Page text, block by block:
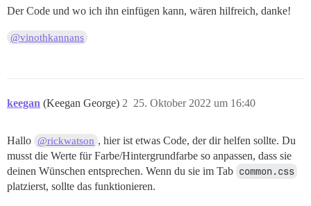
Der Code und wo ich ihn einfügen kann, wären hilfreich, danke!
@vinothkannans
keegan (Keegan George) 25. Oktober 2022 um 16:40
2
Hallo @rickwatson , hier ist etwas Code, der dir helfen sollte. Du
musst die Werte für Farbe/Hintergrundfarbe so anpassen, dass sie
deinen Wünschen entsprechen. Wenn du sie im Tab common.css
platzierst, sollte das funktionieren.